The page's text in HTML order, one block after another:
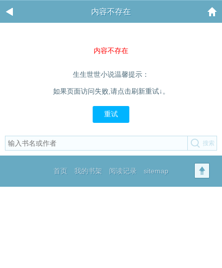
内容不存在
内容不存在
生生世世小说温馨提示：
如果页面访问失败,请点击刷新重试↓。
重试
首页 我的书架 阅读记录 sitemap